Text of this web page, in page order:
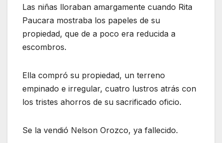
Las niñas lloraban amargamente cuando Rita
Paucara mostraba los papeles de su
propiedad, que de a poco era reducida a
escombros.
Ella compró su propiedad, un terreno
empinado e irregular, cuatro lustros atrás con
los tristes ahorros de su sacrificado oficio.
Se la vendió Nelson Orozco, ya fallecido.